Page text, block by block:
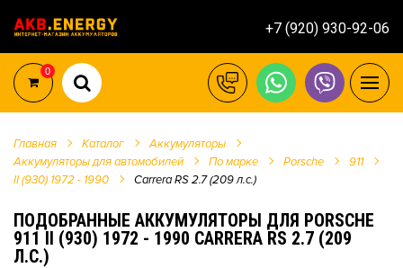
+7 (920) 930-92-06
0
Главная Каталог
Аккумуляторы
Аккумуляторы для автомобилей
По марке Porsche
911
II (930) 1972 - 1990
Carrera RS 2.7 (209 л.с.)
ПОДОБРАННЫЕ АККУМУЛЯТОРЫ ДЛЯ PORSCHE
911 II (930) 1972 - 1990 CARRERA RS 2.7 (209
Л.С.)